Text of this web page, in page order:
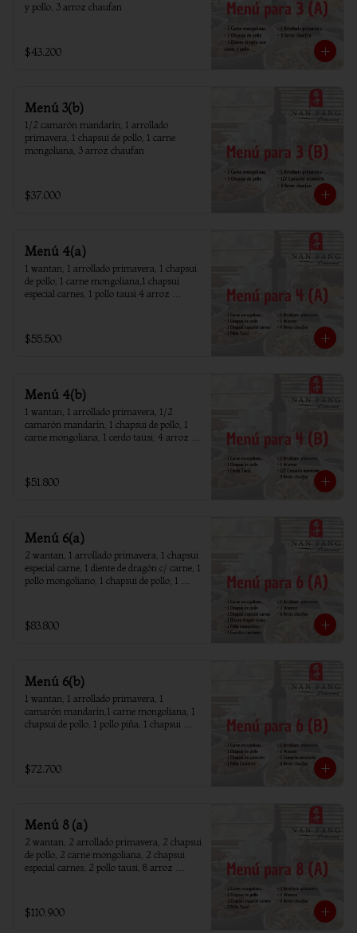
y pollo, 3 arroz chaufan
$43.200
Menú 3(b)
1/2 camarón mandarín, 1 arrollado
primavera, 1 chapsui de pollo, 1 carne
mongoliana, 3 arroz chaufan
$37.000
Menú 4(a)
1 wantan, 1 arrollado primavera, 1 chapsui
de pollo, 1 carne mongoliana,1 chapsui
especial carnes, 1 pollo tausi 4 arroz
$55.500
Menú 4(b)
1 wantan, 1 arrollado primavera, 1/2
camarón mandarín, 1 chapsui de pollo, 1
carne mongoliana, 1 cerdo tausi, 4 arroz
$51.800
Menú 6(a)
2 wantan, 1 arrollado primavera, 1 chapsui
especial carne, 1 diente de dragón c/ carne, 1
pollo mongoliano, 1 chapsui de pollo, 1
$83.800
Menú 6(b)
1 wantan, 1 arrollado primavera, 1
camarón mandarín,1 carne mongoliana, 1
chapsui de pollo, 1 pollo piña, 1 chapsui
$72.700
Menú 8 (a)
2 wantan, 2 arrollado primavera, 2 chapsui
de pollo, 2 carne mongoliana, 2 chapsui
especial carnes, 2 pollo tausi, 8 arroz
$110.900